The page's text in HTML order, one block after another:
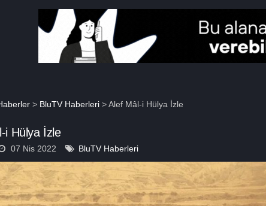
> BluTV Haberleri > Alef Mâl-i Hülya İzle
i Hülya İzle
07 Nis 2022 BluTV Haberleri